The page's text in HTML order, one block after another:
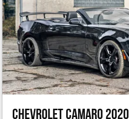
Chevrolet Camaro 2020